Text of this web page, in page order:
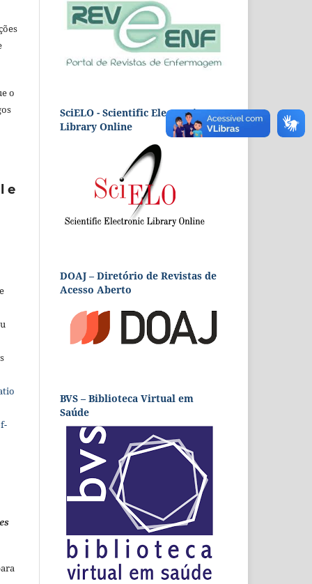
o
e
SciELO - Scientific Electronic
Library Online
DOAJ – Diretório de Revistas de
Acesso Aberto
BVS – Biblioteca Virtual em
Saúde